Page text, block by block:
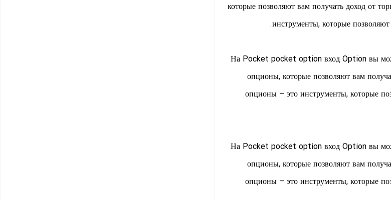
которые позволяют вам получать доход от
инструменты, которые
На Pocket pocket option вход Option вы
опционы, которые позволяют вам
опционы – это инструменты, которые
На Pocket pocket option вход Option вы
опционы, которые позволяют вам
опционы – это инструменты, которые